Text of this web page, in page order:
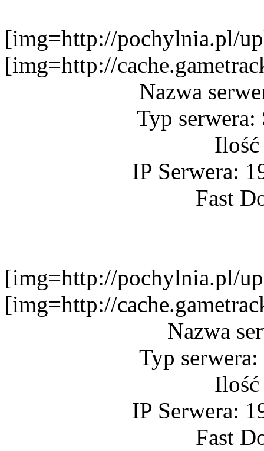
[img=http://pochylnia.pl/
[img=http://
Nazwa
Typ serwera:
IP Serwera:
Fast
[img=http://pochylnia.pl/
[img=http://
Nazwa
Typ
IP Serwera:
Fast